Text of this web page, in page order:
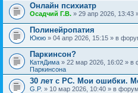
Онлайн психиатр
Осадчий Г.В. » 29 апр 2026, 13:43
Полинейропатия
Ююю » 04 апр 2026, 15:15 » в
Паркинсон?
КатяДима » 22 мар 2026, 16:02 » в
Паркинсона
30 лет с РС. Мои ошибки.
G.P. » 10 мар 2026, 10:40 » в